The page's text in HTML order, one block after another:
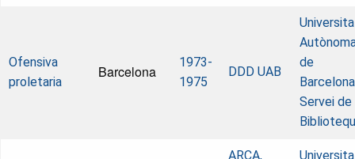
Ofensiva
proletaria
Barcelona
1973-
1975
DDD UAB
de
Servei de
ARCA,